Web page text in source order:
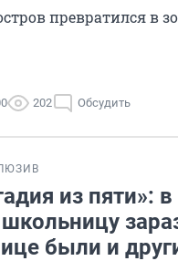
превратился в
202 Обсудить
из пяти»:
были и